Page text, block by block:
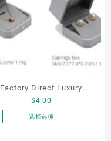
Factory Direct Luxury
Jewelry Box Set
Elegantjewelry Boxes
$4.00
选择选项